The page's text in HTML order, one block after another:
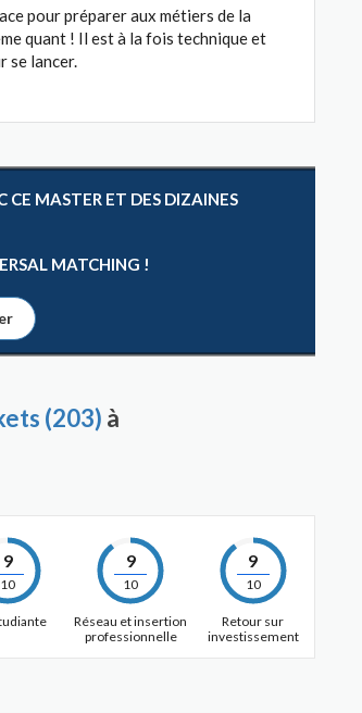
pour préparer aux métiers de la
quant ! Il est à la fois technique et
se lancer.
MASTER ET DES DIZAINES
MATCHING !
(203) à
9
10
9
10
Réseau et insertion
professionnelle
9
10
Retour sur
investissement